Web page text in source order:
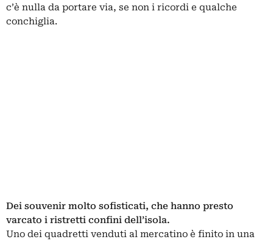
c’è nulla da portare via, se non i ricordi e qualche
conchiglia.
Dei souvenir molto sofisticati, che hanno presto
varcato i ristretti confini dell’isola.
Uno dei quadretti venduti al mercatino è finito in una